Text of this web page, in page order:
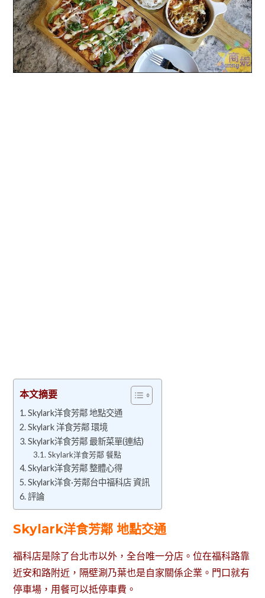
本文摘要
Skylark洋食芳鄰 地點交通
Skylark 洋食芳鄰 環境
Skylark洋食芳鄰 最新菜單(連結)
Skylark洋食芳鄰 餐點
Skylark洋食芳鄰 整體心得
Skylark洋食·芳鄰台中福科店 資訊
評論
Skylark洋食芳鄰 地點交通
福科店是除了台北市以外，全台唯一分店。位在福科路靠
近安和路附近，隔壁涮乃葉也是自家關係企業。門口就有
停車場，用餐可以抵停車費。